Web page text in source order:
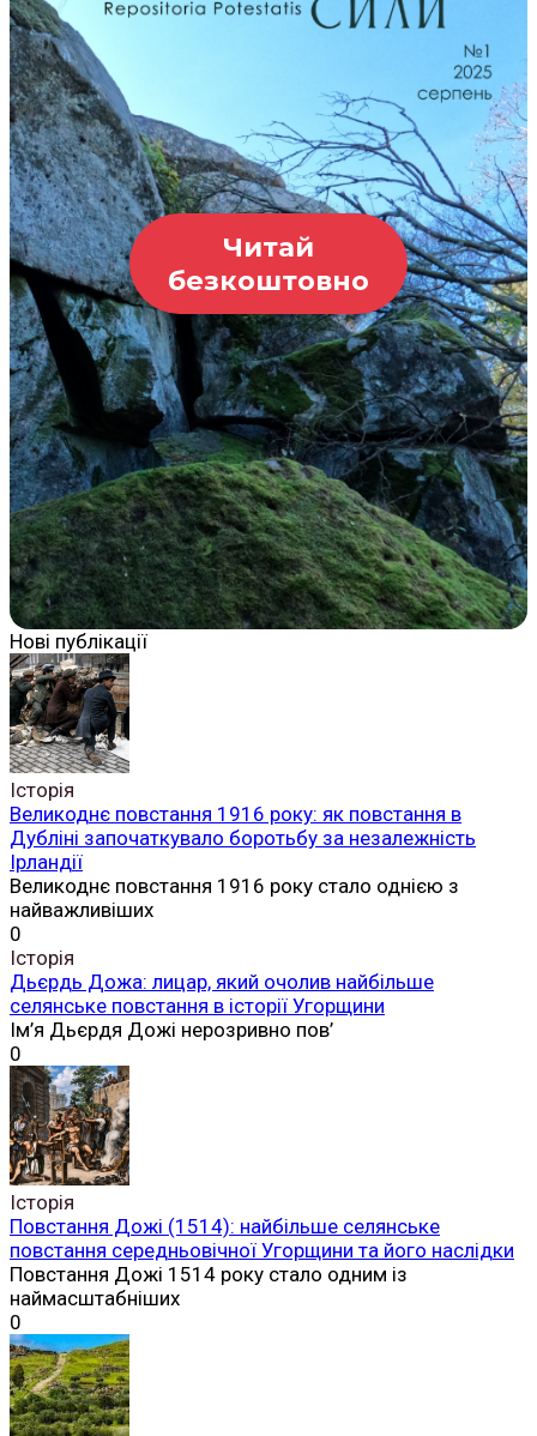
Читай
безкоштовно
Нові публікації
Історія
Великоднє повстання 1916 року: як повстання в
Дубліні започаткувало боротьбу за незалежність
Ірландії
Великоднє повстання 1916 року стало однією з
найважливіших
0
Історія
Дьєрдь Дожа: лицар, який очолив найбільше
селянське повстання в історії Угорщини
Ім’я Дьєрдя Дожі нерозривно пов’
0
Історія
Повстання Дожі (1514): найбільше селянське
повстання середньовічної Угорщини та його наслідки
Повстання Дожі 1514 року стало одним із
наймасштабніших
0